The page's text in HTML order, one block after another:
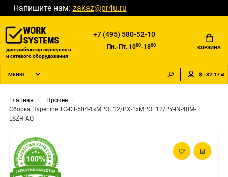
Напишите нам: zakaz@pr4u.ru
дистрибьютор серверного
и сетевого оборудования
+7 (495) 580-52-10
Пн.-Пт. 1000-1800 КОРЗИНА
МЕНЮ $ =82.17 ₽
Главная
Прочее
Сборка Hyperline TC-DT-504-1xMPOF12/PX-1xMPOF12/PY-IN-40M-
LSZH-AQ